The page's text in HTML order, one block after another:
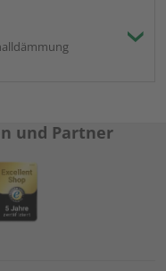
und Partner